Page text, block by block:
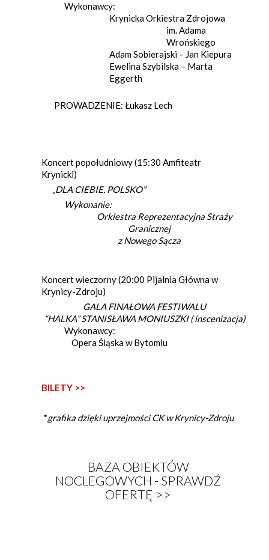
Wykonawcy:
Krynicka Orkiestra Zdrojowa
im. Adama
Wrońskiego
Adam Sobierajski – Jan Kiepura
Ewelina Szybilska – Marta
Eggerth
PROWADZENIE: Łukasz Lech
Koncert popołudniowy (15:30 Amfiteatr
Krynicki)
„DLA CIEBIE, POLSKO”
Wykonanie:
Orkiestra Reprezentacyjna Straży
Granicznej
z Nowego Sącza
Koncert wieczorny (20:00 Pijalnia Główna w
Krynicy-Zdroju)
GALA FINAŁOWA FESTIWALU
“HALKA” STANISŁAWA MONIUSZKI ( inscenizacja)
Wykonawcy:
Opera Śląska w Bytomiu
BILETY >>
*grafika dzięki uprzejmości CK w Krynicy-Zdroju
BAZA OBIEKTÓW
NOCLEGOWYCH - SPRAWDŹ
OFERTĘ >>